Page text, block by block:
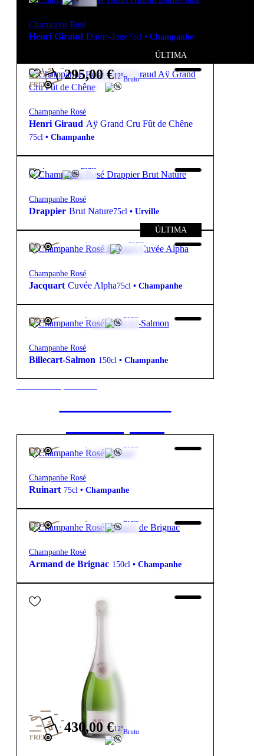
Champanhe Rosé
Henri Giraud Dame-Jane75cl • Champanhe
ÚLTIMA
FREE
295,00€12ºBruto
Champanhe Rosé
Henri Giraud Aÿ Grand Cru Fût de Chêne
75cl • Champanhe
64,20€ Bruto
Champanhe Rosé
Drappier Brut Nature75cl • Urville
ÚLTIMA
FREE
170,00€ Bruto
Champanhe Rosé
Jacquart Cuvée Alpha75cl • Champanhe
FREE
192,50€ Bruto
Champanhe Rosé
Billecart-Salmon 150cl • Champanhe
FREE
109,00€ Bruto
Champanhe Rosé
Ruinart 75cl • Champanhe
FREE
995,00€ Bruto
Champanhe Rosé
Armand de Brignac 150cl • Champanhe
FREE
430,00€12ºBruto